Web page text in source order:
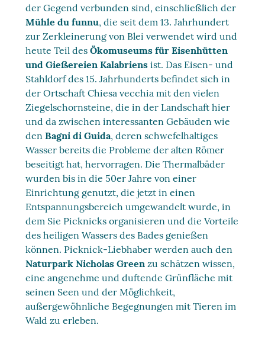
der Gegend verbunden sind, einschließlich der
Mühle du funnu, die seit dem 13. Jahrhundert
zur Zerkleinerung von Blei verwendet wird und
heute Teil desÖkomuseums für Eisenhütten
und Gießereien Kalabriens ist. Das Eisen- und
Stahldorf des 15. Jahrhunderts befindet sich in
der Ortschaft Chiesa vecchia mit den vielen
Ziegelschornsteine, die in der Landschaft hier
und da zwischen interessanten Gebäuden wie
denBagni di Guida, deren schwefelhaltiges
Wasser bereits die Probleme der alten Römer
beseitigt hat, hervorragen. Die Thermalbäder
wurden bis in die 50er Jahre von einer
Einrichtung genutzt, die jetzt in einen
Entspannungsbereich umgewandelt wurde, in
dem Sie Picknicks organisieren und die Vorteile
des heiligen Wassers des Bades genießen
können. Picknick-Liebhaber werden auch den
Naturpark Nicholas Green zu schätzen wissen,
eine angenehme und duftende Grünfläche mit
seinen Seen und der Möglichkeit,
außergewöhnliche Begegnungen mit Tieren im
Wald zu erleben.